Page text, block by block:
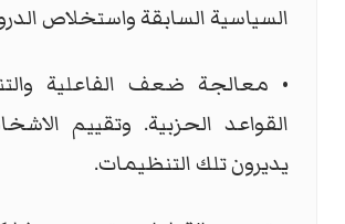
السياسية السابقة واستخلاص
• معالجة ضعف الفاعلية
القواعد الحزبية. وتقييم
يديرون تلك التنظيمات.